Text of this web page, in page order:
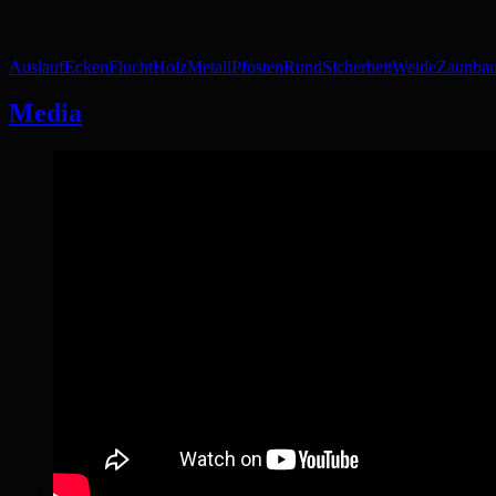
AuslaufEckenFluchtHolzMetallPfostenRundSicherheitWeide
Media